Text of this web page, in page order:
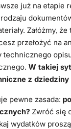
już na etapie
Załóżmy,
przełożyć na
W takiej
z
pewne zasada:
Zwróć się
wydatków